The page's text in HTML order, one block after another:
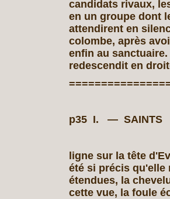
candidats rivaux,
en un groupe dont
attendirent en
colombe, après
enfin au
redescendit en
p35 I. — SAINTS
ligne sur la tête
été si précis qu'elle
étendues, la
cette vue, la foule